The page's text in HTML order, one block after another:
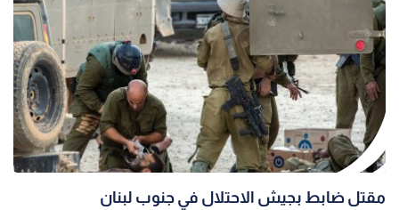
مقتل ضابط بجيش الاحتلال في جنوب لبنان